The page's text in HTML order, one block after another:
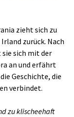
zieht sich zu
zurück. Nach
sich mit der
an und erfährt
Geschichte, die
verbindet.
zu klischeehaft